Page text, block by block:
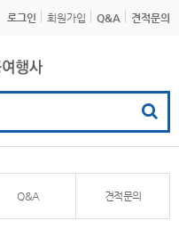
로그인 회원가입 Q&A 견적문의
Q&A 견적문의